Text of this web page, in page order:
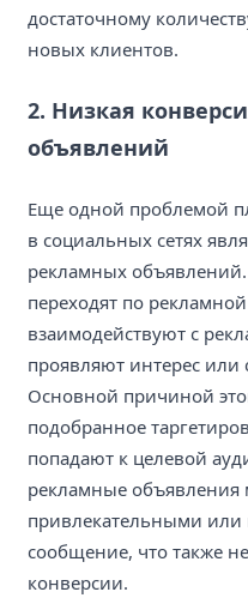
достаточному
новых клиентов.
2. Низкая
объявлений
Еще одной проблемой
в социальных сетях
рекламных
переходят по
взаимодействуют с
проявляют интерес
Основной причиной
подобранное
попадают к целевой
рекламные объявления
привлекательными или
сообщение, что также
конверсии.